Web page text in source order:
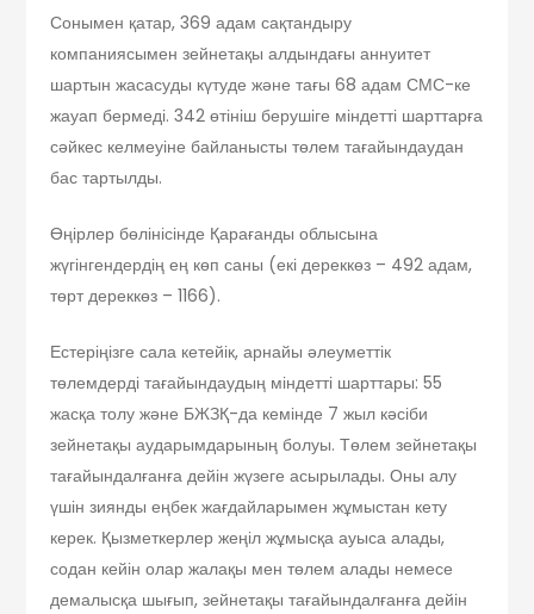
Сонымен қатар, 369 адам сақтандыру
компаниясымен зейнетақы алдындағы аннуитет
шартын жасасуды күтуде және тағы 68 адам СМС-ке
жауап бермеді. 342 өтініш берушіге міндетті шарттарға
сәйкес келмеуіне байланысты төлем тағайындаудан
бас тартылды.
Өңірлер бөлінісінде Қарағанды облысына
жүгінгендердің ең көп саны (екі дереккөз – 492 адам,
төрт дереккөз – 1166).
Естеріңізге сала кетейік, арнайы әлеуметтік
төлемдерді тағайындаудың міндетті шарттары: 55
жасқа толу және БЖЗҚ-да кемінде 7 жыл кәсіби
зейнетақы аударымдарының болуы. Төлем зейнетақы
тағайындалғанға дейін жүзеге асырылады. Оны алу
үшін зиянды еңбек жағдайларымен жұмыстан кету
керек. Қызметкерлер жеңіл жұмысқа ауыса алады,
содан кейін олар жалақы мен төлем алады немесе
демалысқа шығып, зейнетақы тағайындалғанға дейін